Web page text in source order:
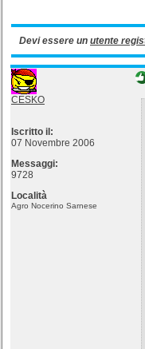
Devi essere un utente
CESKO
Iscritto il:
07 Novembre 2006
Messaggi:
9728
Località
Agro Nocerino Sarnese